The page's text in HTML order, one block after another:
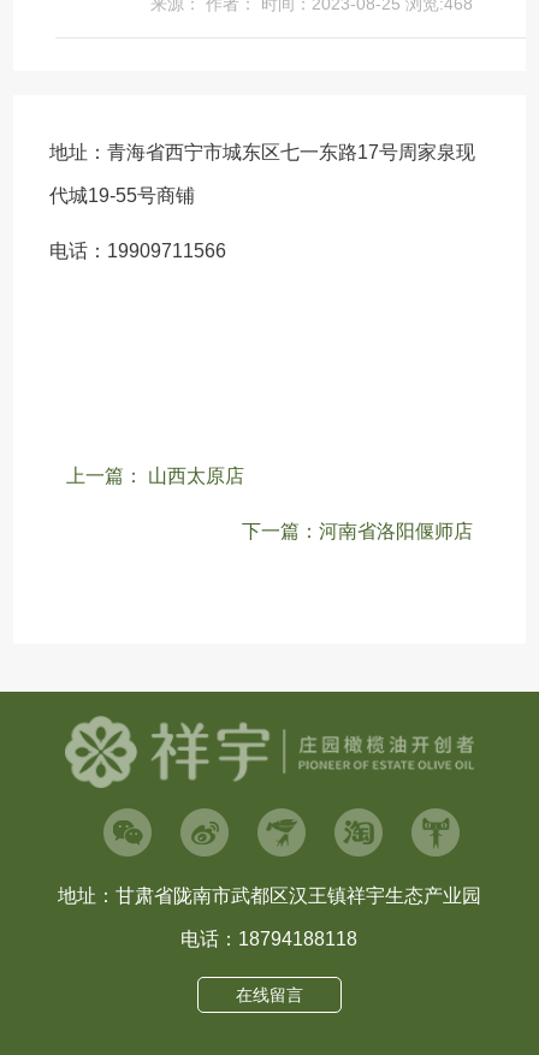
地址：青海省西宁市城东区七一东路17号周家泉现
代城19-55号商铺
电话：19909711566
上一篇： 山西太原店
下一篇：河南省洛阳偃师店
地址：甘肃省陇南市武都区汉王镇祥宇生态产业园
电话：18794188118
在线留言